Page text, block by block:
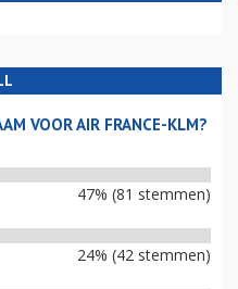
VOOR AIR FRANCE-KLM?
47% (81 stemmen)
24% (42 stemmen)